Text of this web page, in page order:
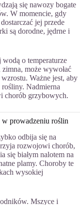
się nawozy bogate
W momencie, gdy
jej przede
są dorodne, jędrne i
o temperaturze
może wywołać
Ważne jest, aby
Nadmierna
chorób grzybowych.
prowadzeniu roślin
odbija się na
rozwojowi chorób,
się białym nalotem na
plamy. Choroby te
wysokiej
Mszyce i